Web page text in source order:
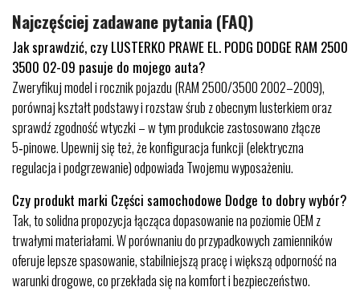
Najczęściej zadawane pytania (FAQ)
Jak sprawdzić, czy LUSTERKO PRAWE EL. PODG DODGE RAM 2500
3500 02-09 pasuje do mojego auta?
Zweryfikuj model i rocznik pojazdu (RAM 2500/3500 2002–2009),
porównaj kształt podstawy i rozstaw śrub z obecnym lusterkiem oraz
sprawdź zgodność wtyczki – w tym produkcie zastosowano złącze
5‑pinowe. Upewnij się też, że konfiguracja funkcji (elektryczna
regulacja i podgrzewanie) odpowiada Twojemu wyposażeniu.
Czy produkt marki Części samochodowe Dodge to dobry wybór?
Tak, to solidna propozycja łącząca dopasowanie na poziomie OEM z
trwałymi materiałami. W porównaniu do przypadkowych zamienników
oferuje lepsze spasowanie, stabilniejszą pracę i większą odporność na
warunki drogowe, co przekłada się na komfort i bezpieczeństwo.